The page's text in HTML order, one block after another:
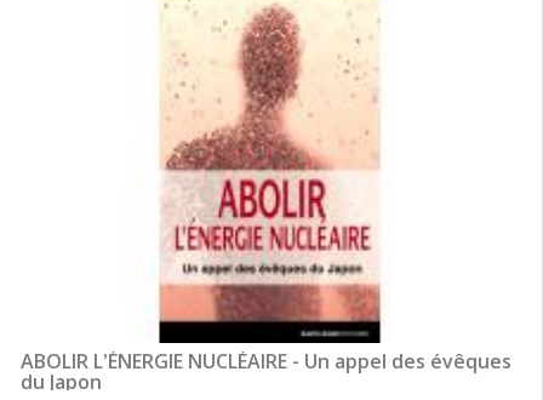
ABOLIR L'ÉNERGIE NUCLÉAIRE - Un appel des évêques
du Japon